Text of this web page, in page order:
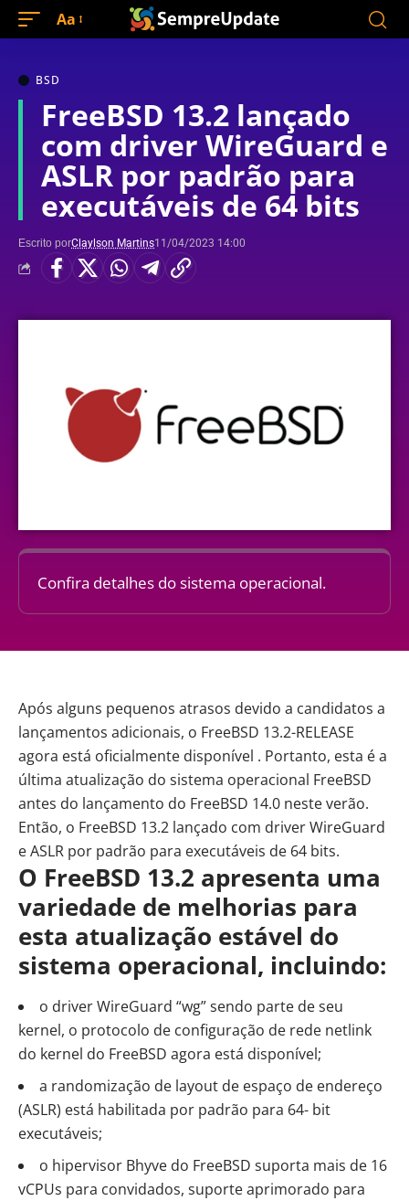
Aa
BSD
FreeBSD 13.2 lançado
com driver WireGuard e
ASLR por padrão para
executáveis de 64 bits
Escrito porClaylson Martins11/04/2023 14:00
Confira detalhes do sistema operacional.
Após alguns pequenos atrasos devido a candidatos a
lançamentos adicionais, o FreeBSD 13.2-RELEASE
agora está oficialmente disponível . Portanto, esta é a
última atualização do sistema operacional FreeBSD
antes do lançamento do FreeBSD 14.0 neste verão.
Então, o FreeBSD 13.2 lançado com driver WireGuard
e ASLR por padrão para executáveis de 64 bits.
O FreeBSD 13.2 apresenta uma
variedade de melhorias para
esta atualização estável do
sistema operacional, incluindo:
o driver WireGuard “wg” sendo parte de seu
kernel, o protocolo de configuração de rede netlink
do kernel do FreeBSD agora está disponível;
a randomização de layout de espaço de endereço
(ASLR) está habilitada por padrão para 64- bit
executáveis;
o hipervisor Bhyve do FreeBSD suporta mais de 16
vCPUs para convidados, suporte aprimorado para